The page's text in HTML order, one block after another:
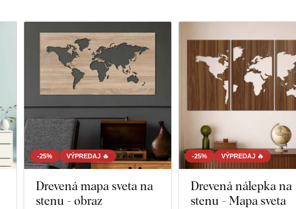
-25% VÝPREDAJ 🔥
Drevená mapa sveta na
stenu - obraz
-25% VÝPREDAJ 🔥
Drevená nálepka na
stenu - Mapa sveta